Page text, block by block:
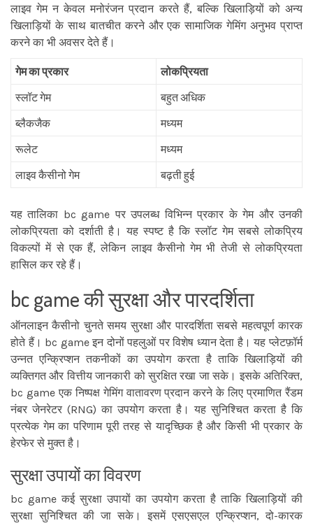
लाइव गेम न केवल मनोरंजन प्रदान करते हैं, बल्कि खिलाड़ियों को अन्य
खिलाड़ियों के साथ बातचीत करने और एक सामाजिक गेमिंग अनुभव प्राप्त
करने का भी अवसर देते हैं।
गेम का प्रकार
लोकप्रियता
स्लॉट गेम
बहुत अधिक
ब्लैकजैक
मध्यम
रूलेट
मध्यम
लाइव कैसीनो गेम
बढ़ती हुई
यह तालिका bc game पर उपलब्ध विभिन्न प्रकार के गेम और उनकी
लोकप्रियता को दर्शाती है। यह स्पष्ट है कि स्लॉट गेम सबसे लोकप्रिय
विकल्पों में से एक हैं, लेकिन लाइव कैसीनो गेम भी तेजी से लोकप्रियता
हासिल कर रहे हैं।
bc game की सुरक्षा और पारदर्शिता
ऑनलाइन कैसीनो चुनते समय सुरक्षा और पारदर्शिता सबसे महत्वपूर्ण कारक
होते हैं। bc game इन दोनों पहलुओं पर विशेष ध्यान देता है। यह प्लेटफ़ॉर्म
उन्नत एन्क्रिप्शन तकनीकों का उपयोग करता है ताकि खिलाड़ियों की
व्यक्तिगत और वित्तीय जानकारी को सुरक्षित रखा जा सके। इसके अतिरिक्त,
bc game एक निष्पक्ष गेमिंग वातावरण प्रदान करने के लिए प्रमाणित रैंडम
नंबर जेनरेटर (RNG) का उपयोग करता है। यह सुनिश्चित करता है कि
प्रत्येक गेम का परिणाम पूरी तरह से यादृच्छिक है और किसी भी प्रकार के
हेरफेर से मुक्त है।
सुरक्षा उपायों का विवरण
bc game कई सुरक्षा उपायों का उपयोग करता है ताकि खिलाड़ियों की
सुरक्षा सुनिश्चित की जा सके। इसमें एसएसएल एन्क्रिप्शन, दो-कारक